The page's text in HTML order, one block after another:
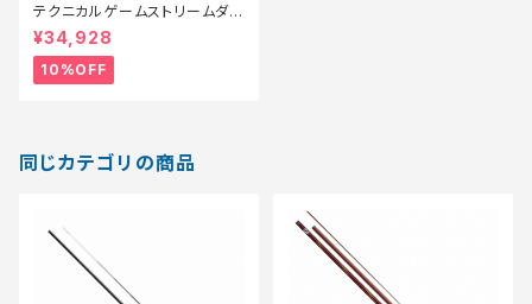
テクニカルゲームストリームダン
サー 53 新製品2024【継続セー
ル_ロッド】【10】
¥34,928
10%OFF
同じカテゴリの商品